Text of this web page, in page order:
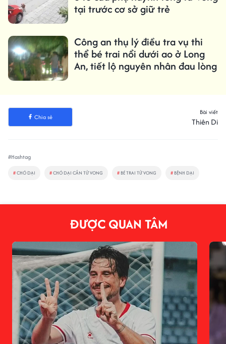
tại trước cơ sở giữ trẻ
Công an thụ lý điều tra vụ thi
thể bé trai nổi dưới ao ở Long
An, tiết lộ nguyên nhân đau lòng
Chia sẻ
Bài viết
Thiên Di
#Hashtag
#CHÓ DẠI #CHÓ DẠI CẮN TỬ VONG # BÉ TRAI TỬ VONG # BỆNH DẠI
ĐƯỢC QUAN TÂM